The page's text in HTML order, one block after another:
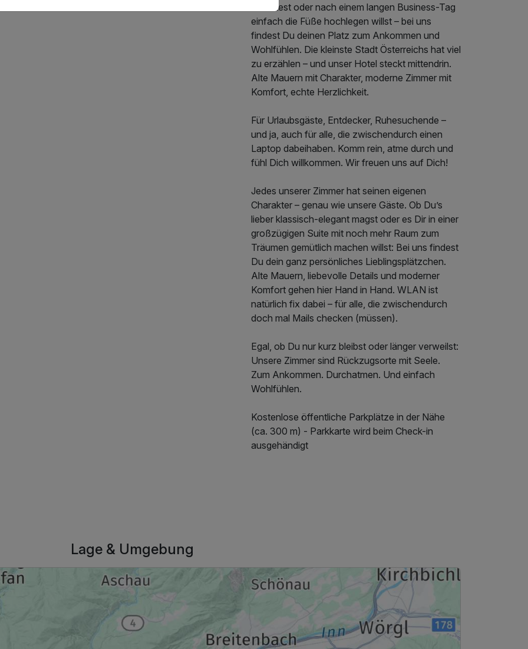
möchtest oder nach einem langen Business-Tag
einfach die Füße hochlegen willst – bei uns
findest Du deinen Platz zum Ankommen und
Wohlfühlen. Die kleinste Stadt Österreichs hat viel
zu erzählen – und unser Hotel steckt mittendrin.
Alte Mauern mit Charakter, moderne Zimmer mit
Komfort, echte Herzlichkeit.
Für Urlaubsgäste, Entdecker, Ruhesuchende –
und ja, auch für alle, die zwischendurch einen
Laptop dabeihaben. Komm rein, atme durch und
fühl Dich willkommen. Wir freuen uns auf Dich!
Jedes unserer Zimmer hat seinen eigenen
Charakter – genau wie unsere Gäste. Ob Du’s
lieber klassisch-elegant magst oder es Dir in einer
großzügigen Suite mit noch mehr Raum zum
Träumen gemütlich machen willst: Bei uns findest
Du dein ganz persönliches Lieblingsplätzchen.
Alte Mauern, liebevolle Details und moderner
Komfort gehen hier Hand in Hand. WLAN ist
natürlich fix dabei – für alle, die zwischendurch
doch mal Mails checken (müssen).
Egal, ob Du nur kurz bleibst oder länger verweilst:
Unsere Zimmer sind Rückzugsorte mit Seele.
Zum Ankommen. Durchatmen. Und einfach
Wohlfühlen.
Kostenlose öffentliche Parkplätze in der Nähe
(ca. 300 m) - Parkkarte wird beim Check-in
ausgehändigt
Lage & Umgebung